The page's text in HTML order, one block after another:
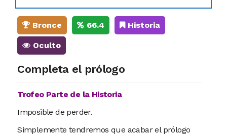
Bronce 66.4 Historia
Oculto
Completa el prólogo
Trofeo Parte de la Historia
Imposible de perder.
Simplemente tendremos que acabar el prólogo